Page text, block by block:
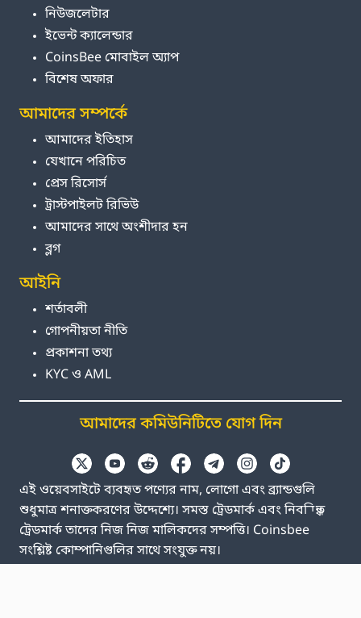
নিউজলেটার
ইভেন্ট ক্যালেন্ডার
CoinsBee মোবাইল অ্যাপ
বিশেষ অফার
আমাদের সম্পর্কে
আমাদের ইতিহাস
যেখানে পরিচিত
প্রেস রিসোর্স
ট্রাস্টপাইলট রিভিউ
আমাদের সাথে অংশীদার হন
ব্লগ
আইনি
শর্তাবলী
গোপনীয়তা নীতি
প্রকাশনা তথ্য
KYC ও AML
আমাদের কমিউনিটিতে যোগ দিন
এই ওয়েবসাইটে ব্যবহৃত পণ্যের নাম, লোগো এবং ব্র্যান্ডগুলি
শুধুমাত্র শনাক্তকরণের উদ্দেশ্যে। সমস্ত ট্রেডমার্ক এবং নিবন্ধিত
ট্রেডমার্ক তাদের নিজ নিজ মালিকদের সম্পত্তি। Coinsbee
সংশ্লিষ্ট কোম্পানিগুলির সাথে সংযুক্ত নয়।